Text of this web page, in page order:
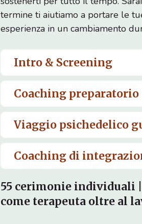
termine ti aiutiamo a portare le
esperienza in un cambiamento
Intro & Screening
Coaching preparatorio
Viaggio psichedelico
Coaching di
55 cerimonie individuali
come terapeuta oltre al